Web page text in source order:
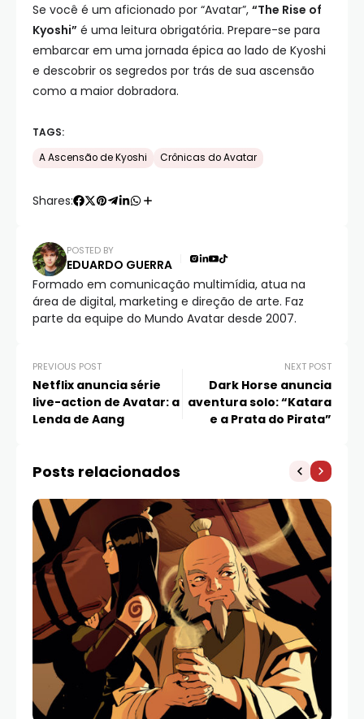
Se você é um aficionado por “Avatar”, “The Rise of
Kyoshi” é uma leitura obrigatória. Prepare-se para
embarcar em uma jornada épica ao lado de Kyoshi
e descobrir os segredos por trás de sua ascensão
como a maior dobradora.
TAGS:
A Ascensão de Kyoshi
Crônicas do Avatar
Shares:
POSTED BY
EDUARDO GUERRA
Formado em comunicação multimídia, atua na
área de digital, marketing e direção de arte. Faz
parte da equipe do Mundo Avatar desde 2007.
PREVIOUS POST
Netflix anuncia série
live-action de Avatar: a
Lenda de Aang
NEXT POST
Dark Horse anuncia
aventura solo: “Katara
e a Prata do Pirata”
Posts relacionados